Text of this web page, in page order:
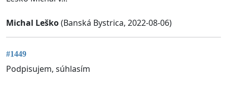
Michal Leško(Banská Bystrica, 2022-08-06)
#1449
Podpisujem, súhlasím